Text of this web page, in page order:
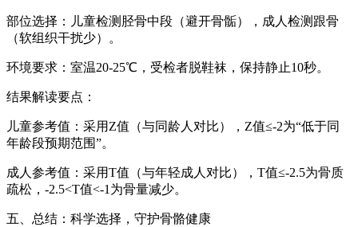
部位选择：儿童检测胫骨中段（避开骨骺），成人检测跟骨
（软组织干扰少）。
环境要求：室温20-25℃，受检者脱鞋袜，保持静止10秒。
结果解读要点：
儿童参考值：采用Z值（与同龄人对比），Z值≤-2为“低于同
年龄段预期范围”。
成人参考值：采用T值（与年轻成人对比），T值≤-2.5为骨质
疏松，-2.5<T值<-1为骨量减少。
五、总结：科学选择，守护骨骼健康